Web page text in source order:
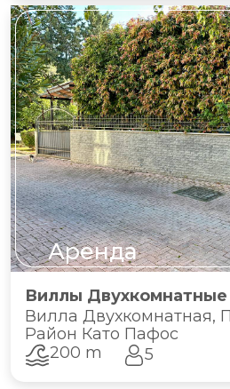
Аренда
Виллы Двухкомнатные
Вилла Двухкомнатная,
Район Като Пафос
200 m
5